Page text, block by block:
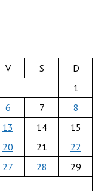
V S
D
1
6 7
8
13 14
15
20 21
22
27 28
29